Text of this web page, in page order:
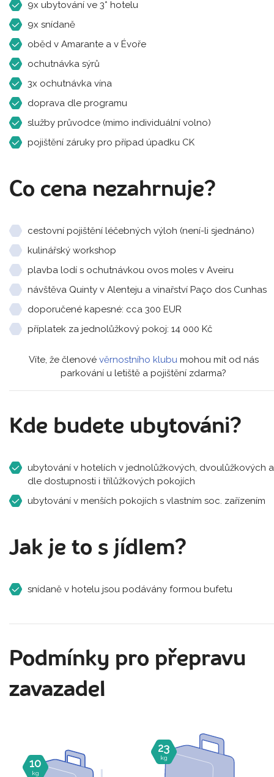
9x ubytování ve 3* hotelu
9x snídaně
oběd v Amarante a v Évoře
ochutnávka sýrů
3x ochutnávka vína
doprava dle programu
služby průvodce (mimo individuální volno)
pojištění záruky pro případ úpadku CK
Co cena nezahrnuje?
cestovní pojištění léčebných výloh (není-li sjednáno)
kulinářský workshop
plavba lodí s ochutnávkou ovos moles v Aveiru
návštěva Quinty v Alenteju a vinařství Paço dos Cunhas
doporučené kapesné: cca 300 EUR
příplatek za jednolůžkový pokoj: 14 000 Kč
Víte, že členové věrnostního klubu mohou mít od nás
parkování u letiště a pojištění zdarma?
Kde budete ubytováni?
ubytování v hotelích v jednolůžkových, dvoulůžkových a
dle dostupnosti i třílůžkových pokojích
ubytování v menších pokojích s vlastním soc. zařízením
Jak je to s jídlem?
snídaně v hotelu jsou podávány formou bufetu
Podmínky pro přepravu
zavazadel
10
kg
23
kg